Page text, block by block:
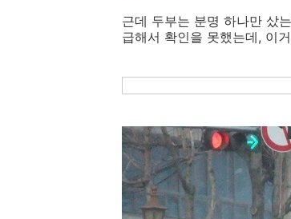
근데 두부는 분명 하나만 샀
급해서 확인을 못했는데, 이